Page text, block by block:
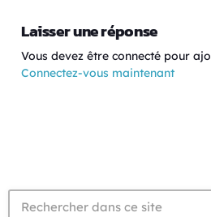
Laisser une réponse
Vous devez être connecté pour
Connectez-vous maintenant